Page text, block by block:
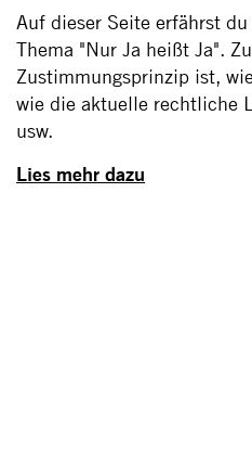
Auf dieser Seite erfährst
Thema "Nur Ja heißt Ja".
Zustimmungsprinzip ist,
wie die aktuelle rechtliche
usw.
Lies mehr dazu